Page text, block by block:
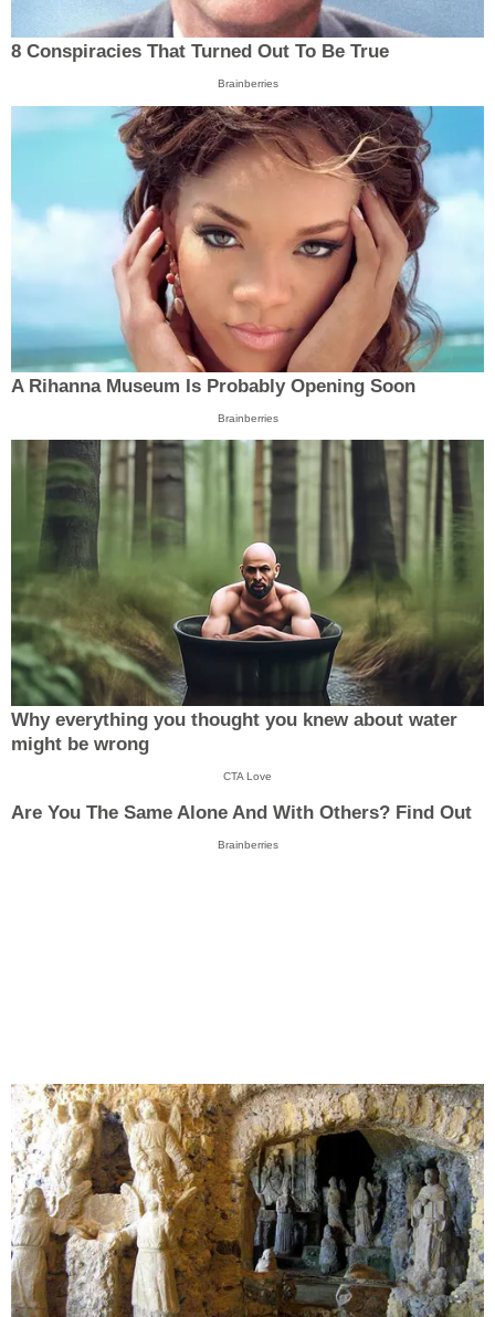
8 Conspiracies That Turned Out To Be True
Brainberries
A Rihanna Museum Is Probably Opening Soon
Brainberries
Why everything you thought you knew about water
might be wrong
CTA Love
Are You The Same Alone And With Others? Find Out
Brainberries